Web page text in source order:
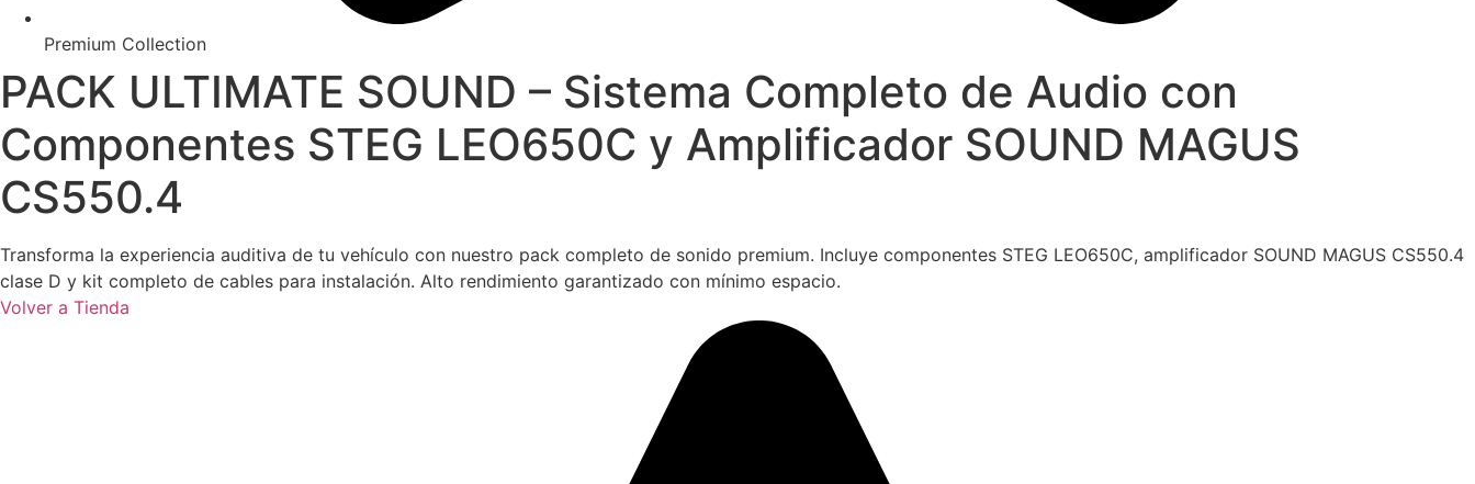
Premium Collection
PACK ULTIMATE SOUND – Sistema Completo de Audio con
Componentes STEG LEO650C y Amplificador SOUND MAGUS
CS550.4
Transforma la experiencia auditiva de tu vehículo con nuestro pack completo de sonido premium. Incluye componentes STEG LEO650C, amplificador SOUND MAGUS CS550.4
clase D y kit completo de cables para instalación. Alto rendimiento garantizado con mínimo espacio.
Volver a Tienda